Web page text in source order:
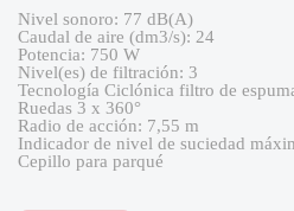
Nivel sonoro: 77 dB(A)
Caudal de aire (dm3/s): 24
Potencia: 750 W
Nivel(es) de filtración: 3
Tecnología Ciclónica filtro de
Ruedas 3 x 360°
Radio de acción: 7,55 m
Indicador de nivel de suciedad
Cepillo para parqué